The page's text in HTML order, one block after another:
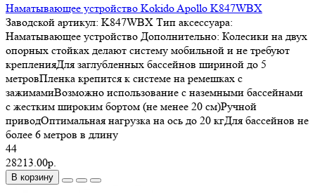
Наматывающее устройство Kokido Apollo K847WBX
Заводской артикул: K847WBX Тип аксессуара:
Наматывающее устройство Дополнительно: Колесики на двух
опорных стойках делают систему мобильной и не требуют
крепленияДля заглубленных бассейнов шириной до 5
метровПленка крепится к системе на ремешках с
зажимамиВозможно использование с наземными бассейнами
с жестким широким бортом (не менее 20 см)Ручной
приводОптимальная нагрузка на ось до 20 кгДля бассейнов не
более 6 метров в длину
44
28213.00р.
В корзину